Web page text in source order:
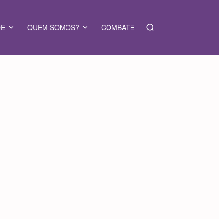
QUEM SOMOS? COMBATE